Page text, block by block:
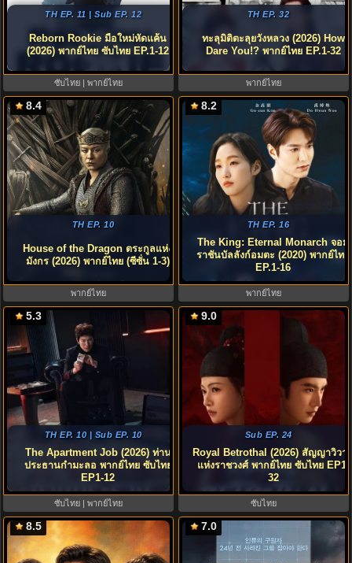
TH EP. 11 | Sub EP. 12
Reborn Rookie มือใหม่หัดแค้น
(2026) พากย์ไทย ซับไทย EP.1-12
ซับไทย | พากย์ไทย
TH EP. 32
ทะลุมิติตะลุยวังหลวง (2026) How
Dare You!? พากย์ไทย EP.1-32
พากย์ไทย
8.4
TH EP. 10
House of the Dragon ตระกูลแห่ง
มังกร (2026) พากย์ไทย (ซีซั่น 1-3)
พากย์ไทย
8.2
TH EP. 16
The King: Eternal Monarch จอม
ราชันบัลลังก์อมตะ (2020) พากย์ไทย
EP.1-16
พากย์ไทย
5.3
TH EP. 10 | Sub EP. 10
The Apartment Job (2026) ท่าน
ประธานกำมะลอ พากย์ไทย ซับไทย
EP1-12
ซับไทย | พากย์ไทย
9.0
Sub EP. 24
Royal Betrothal (2026) สัญญาวิวา
แห่งราชวงศ์ พากย์ไทย ซับไทย EP1-
32
ซับไทย
8.5 7.0